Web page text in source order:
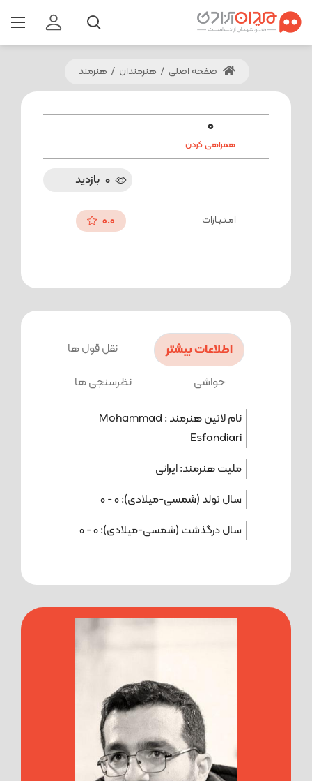
صفحه اصلی / هنرمندان / هنرمند
0
همراهی کردن
0 بازدید
امـتـیـازات 0.0
اطلاعات بیشتر
نقل قول ها
حواشی
نظرسنجی ها
نام لاتین هنرمند : Mohammad
Esfandiari
ملیت هنرمند:ایرانی
سال تولد (شمسی-میلادی):0
-
0
سال درگذشت (شمسی-میلادی):0
-
0